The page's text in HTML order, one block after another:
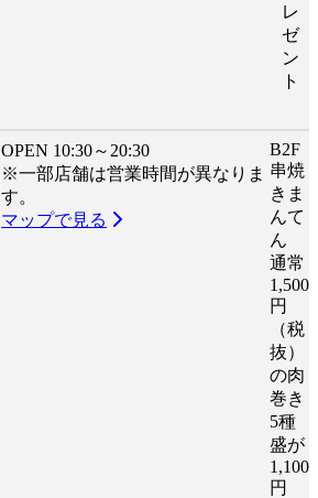
レ
ゼ
ン
ト
OPEN 10:30～20:30
※一部店舗は営業時間が異なりま
す。
マップで見る
B2F
串焼
きま
んて
ん
通常
1,500
円
（税
抜）
の肉
巻き
5種
盛が
1,100
円